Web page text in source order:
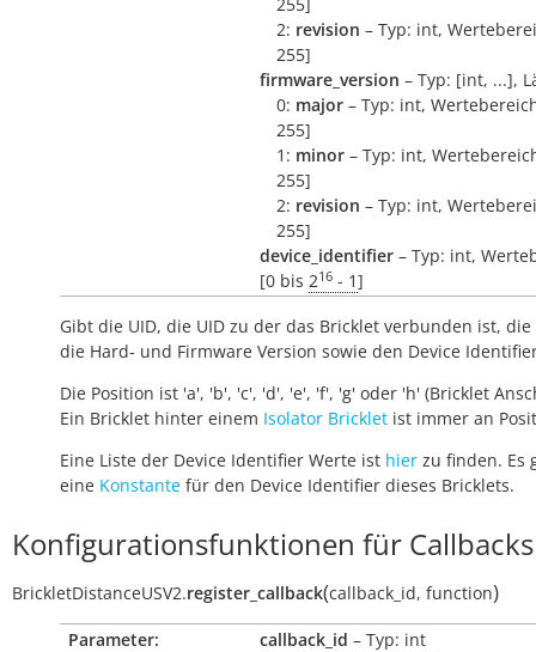
2: revision – Typ: int,
255]
firmware_version – Typ: [int, ...],
0: major – Typ: int,
255]
1: minor – Typ: int,
255]
2: revision – Typ: int,
255]
device_identifier – Typ: int,
[0 bis 216 - 1]
Gibt die UID, die UID zu der das Bricklet verbunden ist, die
die Hard- und Firmware Version sowie den Device
Die Position ist 'a', 'b', 'c', 'd', 'e', 'f', 'g' oder 'h' (Bricklet
Ein Bricklet hinter einem Isolator Bricklet ist immer an
Eine Liste der Device Identifier Werte ist hier zu finden. Es
eine Konstante für den Device Identifier dieses Bricklets.
Konfigurationsfunktionen für Callbacks
BrickletDistanceUSV2.register_callback(callback_id, function)
Parameter: callback_id – Typ: int